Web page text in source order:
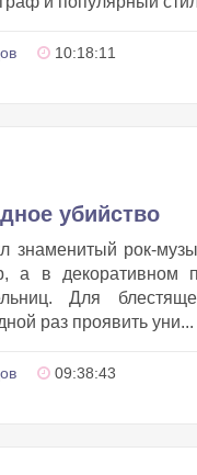
10:18:11
убийство
знаменитый рок-
а в декоративном
Для
раз проявить уни...
09:38:43